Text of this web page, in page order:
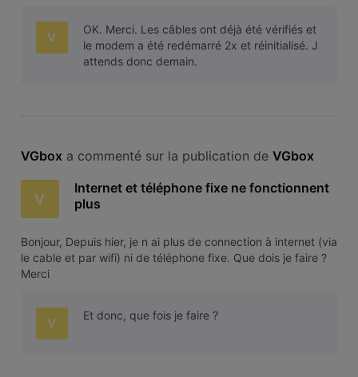
V
OK. Merci. Les câbles ont déjà été vérifiés et
le modem a été redémarré 2x et réinitialisé. J
attends donc demain.
VGbox a commenté sur la publication de VGbox
V
Internet et téléphone fixe ne fonctionnent
plus
Bonjour, Depuis hier, je n ai plus de connection à internet (via
le cable et par wifi) ni de téléphone fixe. Que dois je faire ?
Merci
V
Et donc, que fois je faire ?